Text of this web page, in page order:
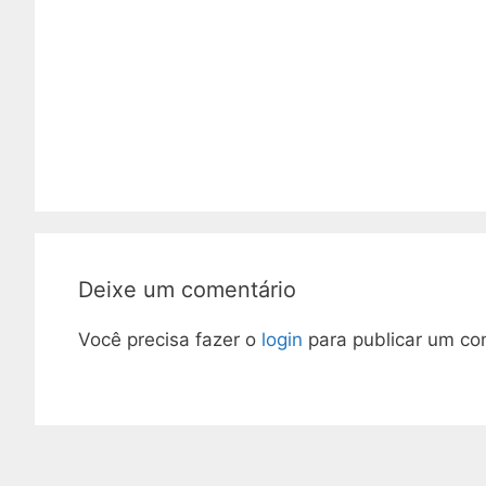
Deixe um comentário
Você precisa fazer o login para publicar um